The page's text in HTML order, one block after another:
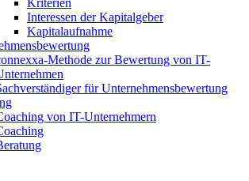
Kriterien
Interessen der Kapitalgeber
Kapitalaufnahme
Methode zur Bewertung von IT-
für Unternehmensbewertung
von IT-Unternehmern